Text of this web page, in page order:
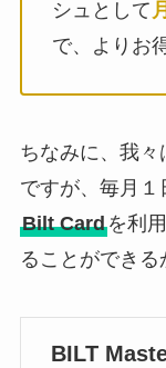
シュとして
で、よりお
ちなみに、我
ですが、毎月
Bilt Cardを利
ることができる
BILT